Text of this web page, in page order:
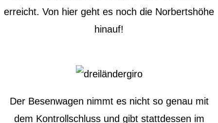
erreicht. Von hier geht es noch die Norbertshöhe
hinauf!
Der Besenwagen nimmt es nicht so genau mit
dem Kontrollschluss und gibt stattdessen im